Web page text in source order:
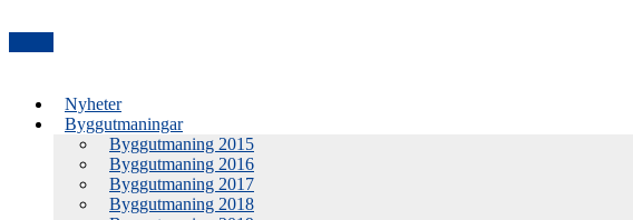
Nyheter
Byggutmaningar
Byggutmaning 2015
Byggutmaning 2016
Byggutmaning 2017
Byggutmaning 2018